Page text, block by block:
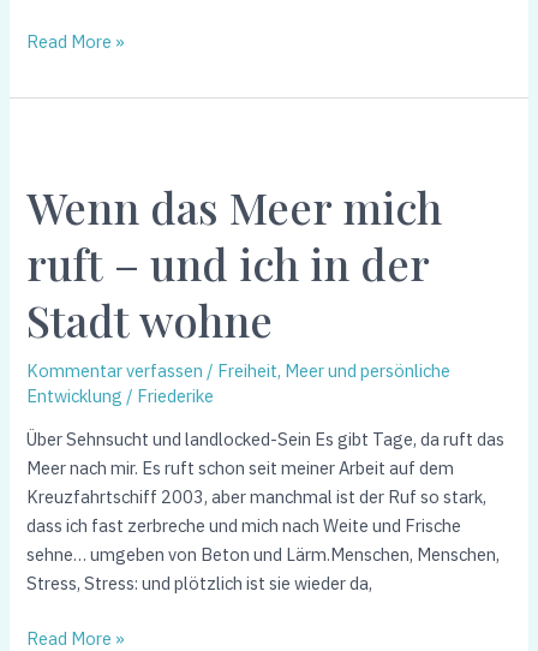
Read More »
Wenn das Meer mich
ruft – und ich in der
Stadt wohne
Kommentar verfassen / Freiheit, Meer und persönliche
Entwicklung / Friederike
Über Sehnsucht und landlocked-Sein Es gibt Tage, da ruft das
Meer nach mir. Es ruft schon seit meiner Arbeit auf dem
Kreuzfahrtschiff 2003, aber manchmal ist der Ruf so stark,
dass ich fast zerbreche und mich nach Weite und Frische
sehne… umgeben von Beton und Lärm.Menschen, Menschen,
Stress, Stress: und plötzlich ist sie wieder da,
Meer
mich
ruft
–
und
ich
in
der
Stadt
Read More »